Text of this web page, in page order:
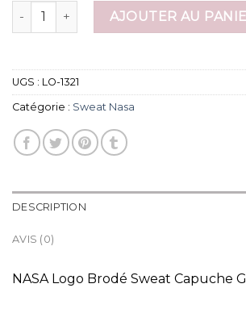
quantité de sweat nasaAJOUTER AU
UGS : LO-1321
Catégorie : Sweat Nasa
DESCRIPTION
AVIS (0)
NASA Logo Brodé Sweat Capuche